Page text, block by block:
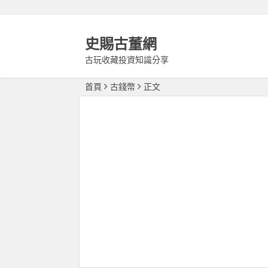
史賜古董網
古玩收藏投資知識分享
首頁 古錢幣 正文